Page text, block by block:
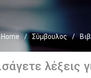
Home / Σύμβουλος /